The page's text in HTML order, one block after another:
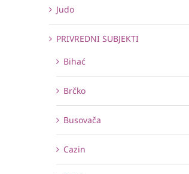
Judo
PRIVREDNI SUBJEKTI
Bihać
Brčko
Busovača
Cazin